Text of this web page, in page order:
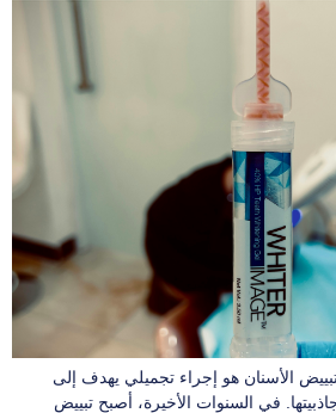
الأسنان هو إجراء تجميلي يهدف إلى
في السنوات الأخيرة، أصبح تبييض